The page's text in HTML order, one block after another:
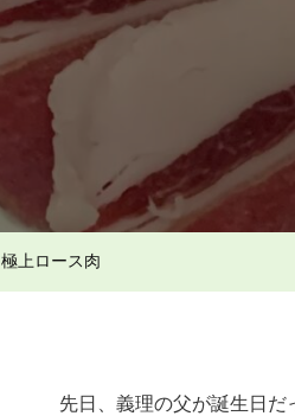
極上ロース肉
先日、義理の父が誕生日だ